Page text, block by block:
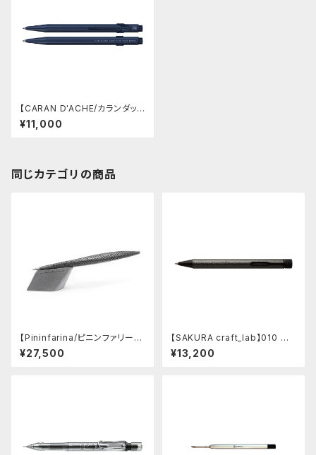
【CARAN D'ACHE/カランダッシ
ュ】カランダッシュ＋ネスプレッソ
ボールペン・エディション6
¥11,000
同じカテゴリの商品
【Pininfarina/ピニンファリー
ナ】Speedform (チタン)
¥27,500
【SAKURA craft_lab】010 ゲ
ルインキボールペン (ハンマート
ーン チャコール)
¥13,200